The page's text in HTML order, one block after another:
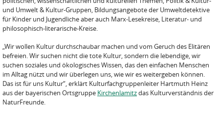
und Umwelt & Kultur-Gruppen, Bildungsangebote der Umweltdetektive
für Kinder und Jugendliche aber auch Marx-Lesekreise, Literatur- und
philosophisch-literarische-Kreise.
„Wir wollen Kultur durchschaubar machen und vom Geruch des Elitären
befreien. Wir suchen nicht die tote Kultur, sondern die lebendige, wir
suchen soziales und ökologisches Wissen, das den einfachen Menschen
im Alltag nützt und wir überlegen uns, wie wir es weitergeben können.
Das ist für uns Kultur“, erklärt Kulturfachgruppenleiter Hartmuth Heinz
aus der bayerischen Ortsgruppe Kirchenlamitzdas Kulturverständnis der
NaturFreunde.